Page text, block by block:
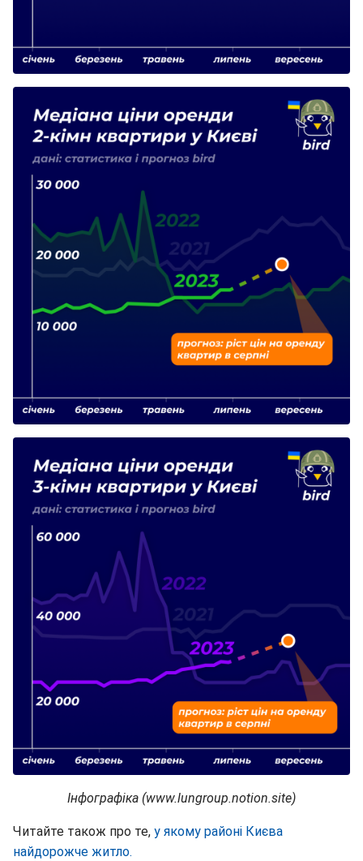
Інфографіка (www.lungroup.notion.site)
Читайте також про те, у якому районі Києва
найдорожче житло.